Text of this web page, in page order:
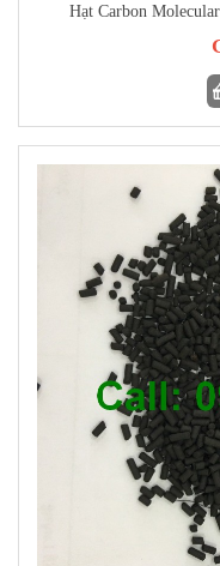
Hạt Carbon